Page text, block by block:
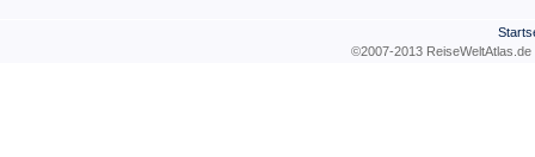
©2007-2013